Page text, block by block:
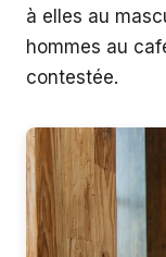
à elles au
hommes au
contestée.